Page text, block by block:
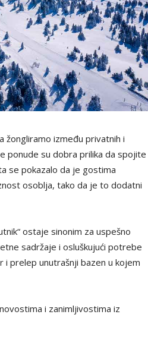
žongliramo između privatnih i
ponude su dobra prilika da spojite
se pokazalo da je gostima
osoblja, tako da je to dodatni
ostaje sinonim za uspešno
sadržaje i osluškujući potrebe
prelep unutrašnji bazen u kojem
i zanimljivostima iz